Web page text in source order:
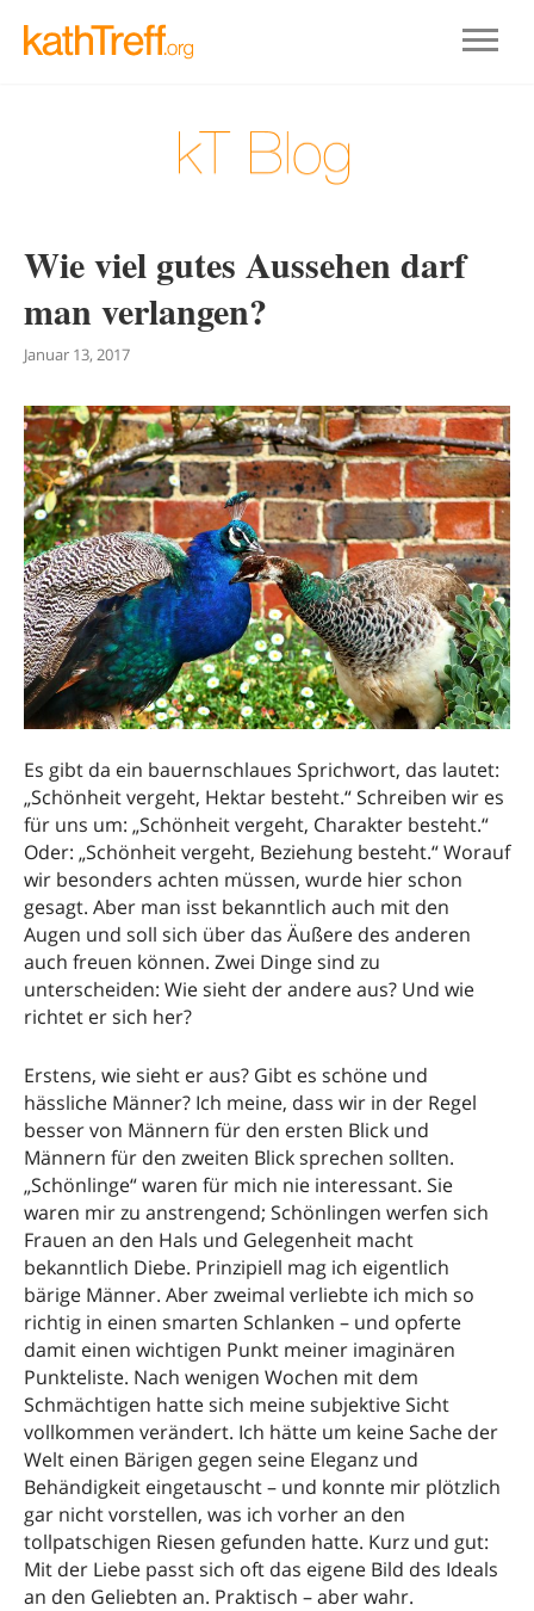
Wie viel gutes Aussehen darf
man verlangen?
Januar 13, 2017
Es gibt da ein bauernschlaues Sprichwort, das lautet:
„Schönheit vergeht, Hektar besteht.“ Schreiben wir es
für uns um: „Schönheit vergeht, Charakter besteht.“
Oder: „Schönheit vergeht, Beziehung besteht.“ Worauf
wir besonders achten müssen, wurde hier schon
gesagt. Aber man isst bekanntlich auch mit den
Augen und soll sich über das Äußere des anderen
auch freuen können. Zwei Dinge sind zu
unterscheiden: Wie sieht der andere aus? Und wie
richtet er sich her?
Erstens, wie sieht er aus? Gibt es schöne und
hässliche Männer? Ich meine, dass wir in der Regel
besser von Männern für den ersten Blick und
Männern für den zweiten Blick sprechen sollten.
„Schönlinge“ waren für mich nie interessant. Sie
waren mir zu anstrengend; Schönlingen werfen sich
Frauen an den Hals und Gelegenheit macht
bekanntlich Diebe. Prinzipiell mag ich eigentlich
bärige Männer. Aber zweimal verliebte ich mich so
richtig in einen smarten Schlanken – und opferte
damit einen wichtigen Punkt meiner imaginären
Punkteliste. Nach wenigen Wochen mit dem
Schmächtigen hatte sich meine subjektive Sicht
vollkommen verändert. Ich hätte um keine Sache der
Welt einen Bärigen gegen seine Eleganz und
Behändigkeit eingetauscht – und konnte mir plötzlich
gar nicht vorstellen, was ich vorher an den
tollpatschigen Riesen gefunden hatte. Kurz und gut:
Mit der Liebe passt sich oft das eigene Bild des Ideals
an den Geliebten an. Praktisch – aber wahr.